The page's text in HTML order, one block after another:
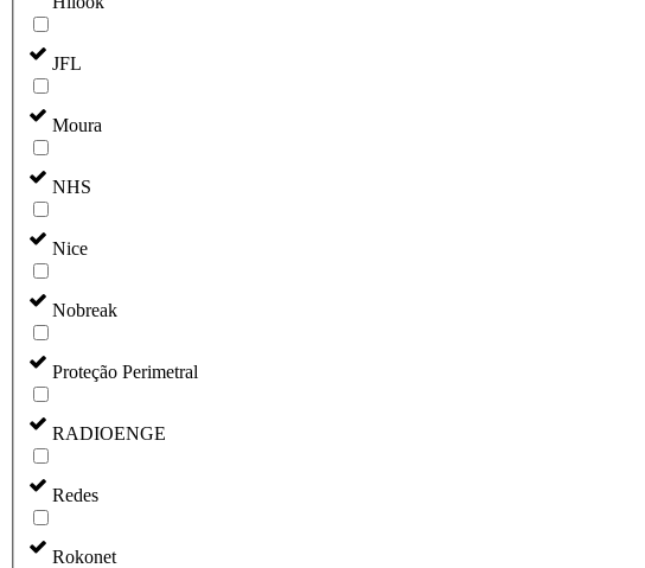
JFL
Moura
NHS
Nice
Nobreak
Proteção Perimetral
RADIOENGE
Redes
Rokonet